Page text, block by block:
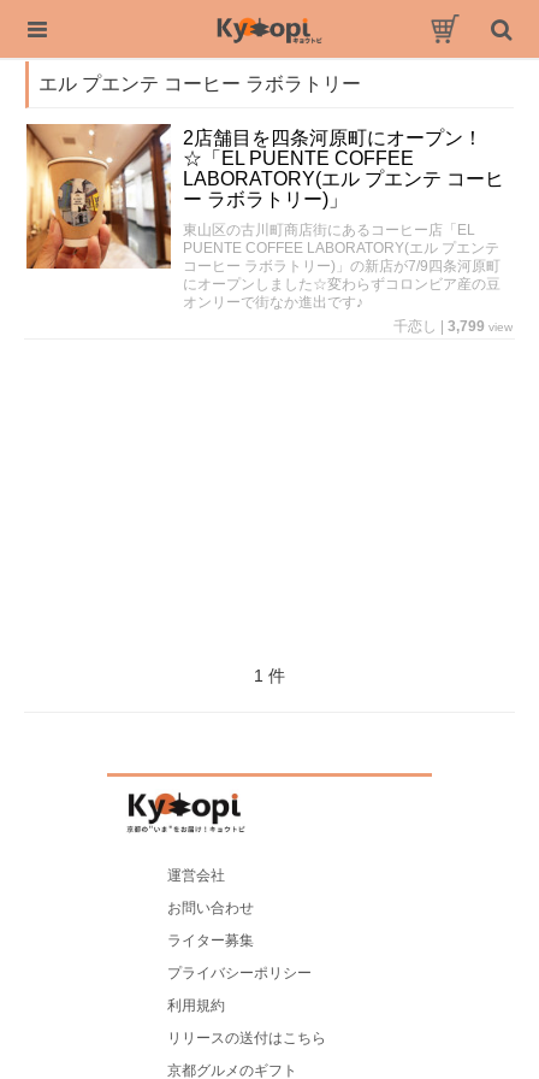
エル プエンテ コーヒー ラボラトリー
2店舗目を四条河原町にオープン！
☆「EL PUENTE COFFEE
LABORATORY(エル プエンテ コーヒ
ー ラボラトリー)」
東山区の古川町商店街にあるコーヒー店「EL
PUENTE COFFEE LABORATORY(エル プエンテ
コーヒー ラボラトリー)」の新店が7/9四条河原町
にオープンしました☆変わらずコロンビア産の豆
オンリーで街なか進出です♪
千恋し
3,799 view
1 件
運営会社
お問い合わせ
ライター募集
プライバシーポリシー
利用規約
リリースの送付はこちら
京都グルメのギフト